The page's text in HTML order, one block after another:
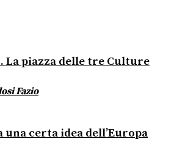
La piazza delle tre Culture
Fazio
una certa idea dell’Europa